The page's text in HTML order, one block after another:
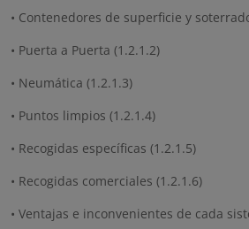
• Contenedores de superficie y
• Puerta a Puerta (1.2.1.2)
• Neumática (1.2.1.3)
• Puntos limpios (1.2.1.4)
• Recogidas específicas (1.2.1.5)
• Recogidas comerciales (1.2.1.6)
• Ventajas e inconvenientes de cada